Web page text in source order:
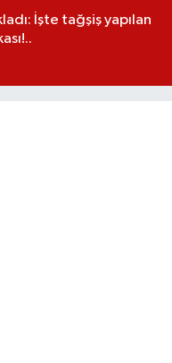
İşte tağşiş yapılan